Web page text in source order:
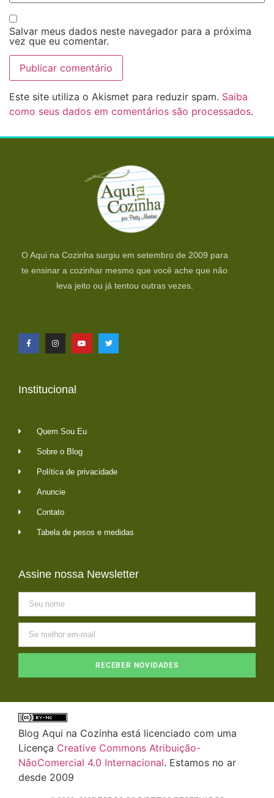
Salvar meus dados neste navegador para a próxima
vez que eu comentar.
Este site utiliza o Akismet para reduzir spam. Saiba
como seus dados em comentários são processados.
O Aqui na Cozinha surgiu em setembro de 2009 para
te ensinar a cozinhar mesmo que você ache que não
leva jeito ou já tentou outras vezes.
Institucional
Quem Sou Eu
Sobre o Blog
Política de privacidade
Anuncie
Contato
Tabela de pesos e medidas
Assine nossa Newsletter
RECEBER NOVIDADES
Blog Aqui na Cozinha está licenciado com uma
Licença Creative Commons Atribuição-
NãoComercial 4.0 Internacional. Estamos no ar
desde 2009